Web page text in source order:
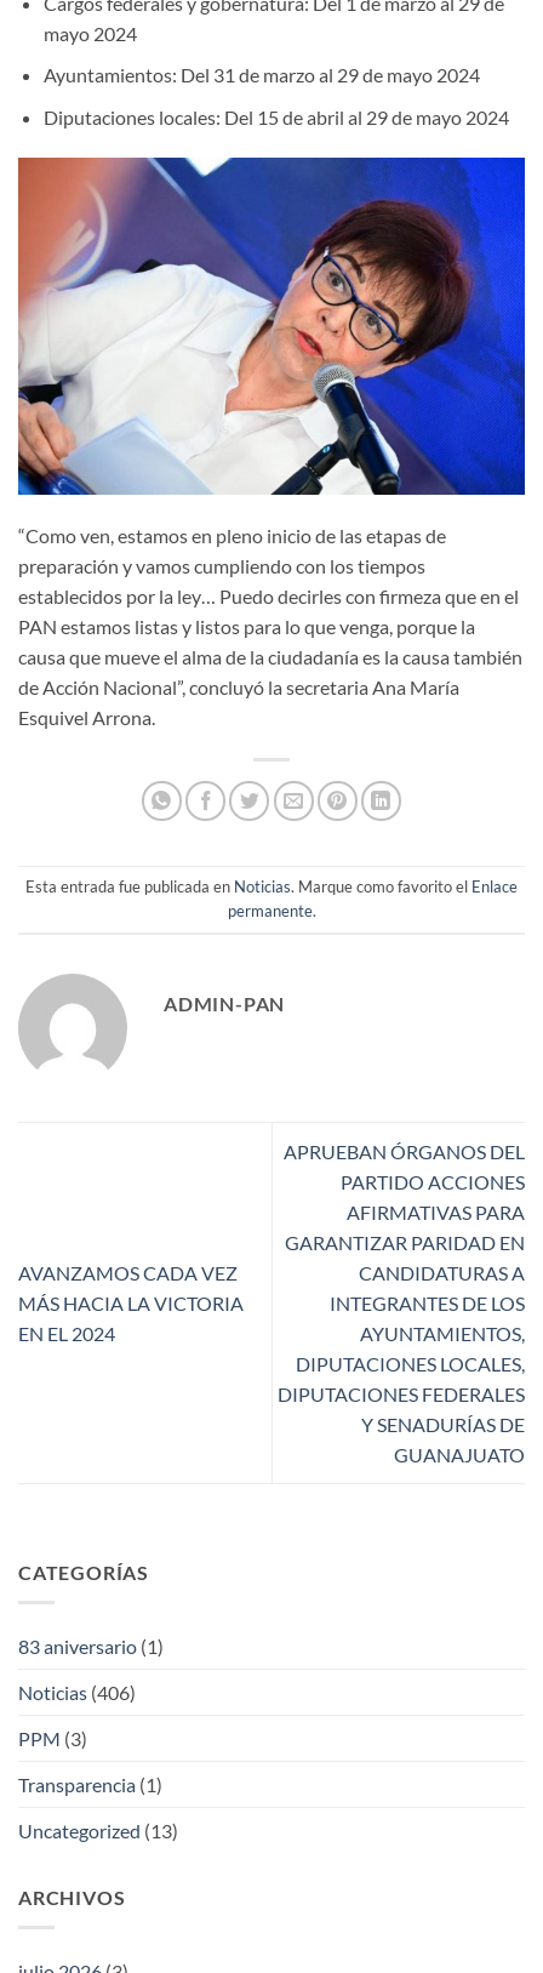
mayo 2024
Ayuntamientos: Del 31 de marzo al 29 de mayo 2024
Diputaciones locales: Del 15 de abril al 29 de mayo 2024
“Como ven, estamos en pleno inicio de las etapas de
preparación y vamos cumpliendo con los tiempos
establecidos por la ley… Puedo decirles con firmeza que en el
PAN estamos listas y listos para lo que venga, porque la
causa que mueve el alma de la ciudadanía es la causa también
de Acción Nacional”, concluyó la secretaria Ana María
Esquivel Arrona.
Esta entrada fue publicada en Noticias. Marque como favorito el Enlace
permanente.
ADMIN-PAN
AVANZAMOS CADA VEZ
MÁS HACIA LA VICTORIA
EN EL 2024
APRUEBAN ÓRGANOS DEL
PARTIDO ACCIONES
AFIRMATIVAS PARA
GARANTIZAR PARIDAD EN
CANDIDATURAS A
INTEGRANTES DE LOS
AYUNTAMIENTOS,
DIPUTACIONES LOCALES,
DIPUTACIONES FEDERALES
Y SENADURÍAS DE
GUANAJUATO
CATEGORÍAS
83 aniversario (1)
Noticias (406)
PPM (3)
Transparencia (1)
Uncategorized (13)
ARCHIVOS